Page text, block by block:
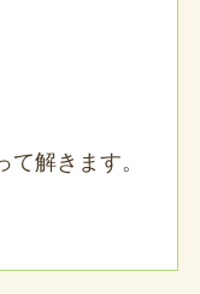
解きます。